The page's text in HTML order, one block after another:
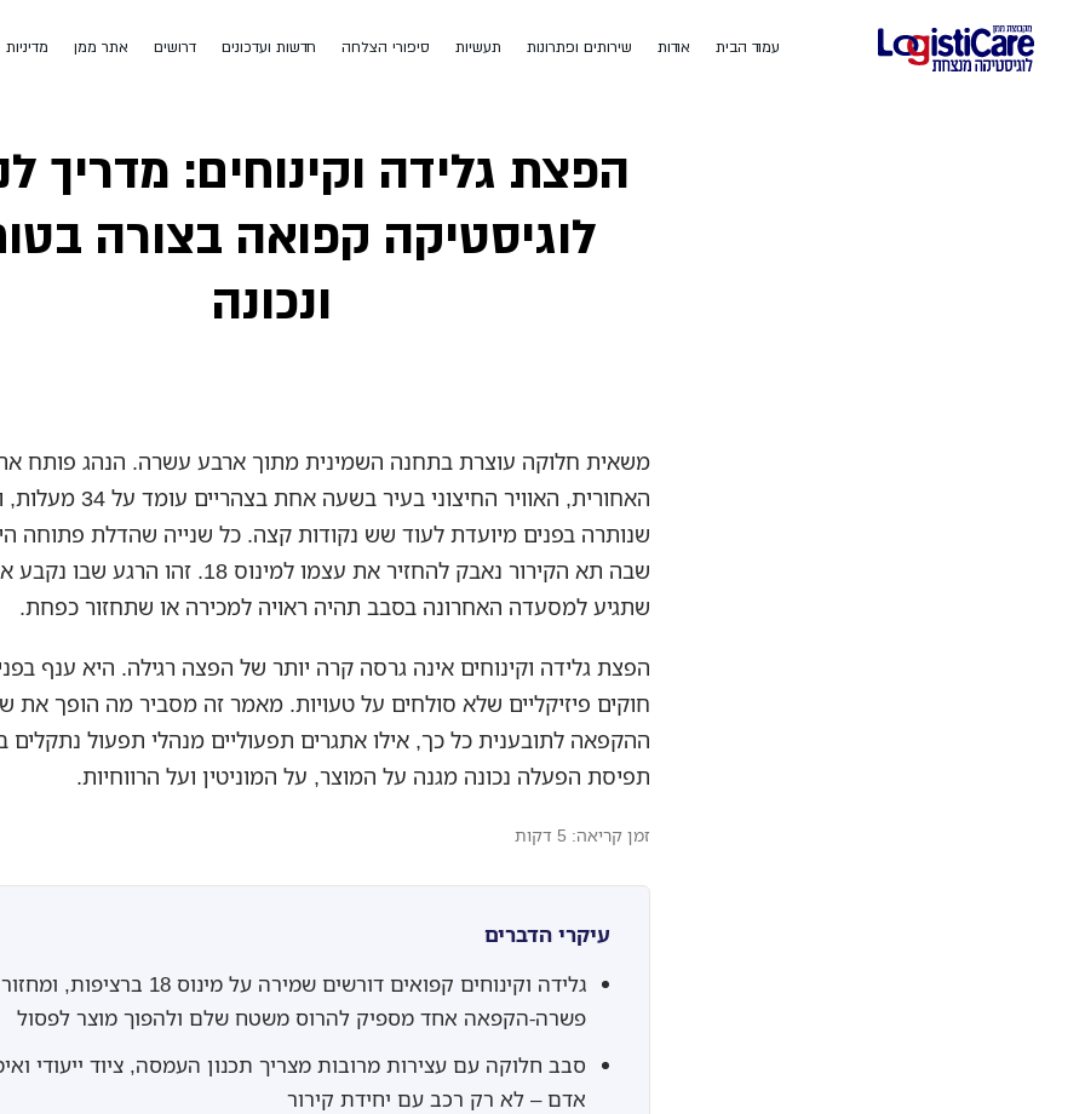
עמוד הבית אודות שירותים ופתרונות תעשיות סיפורי הצלחה חדשות ועדכונים דרושים אתר ממן
הפצת גלידה וקינוחים: מדריך
לוגיסטיקה קפואה בצורה
ונכונה
משאית חלוקה עוצרת בתחנה השמינית מתוך ארבע עשרה. הנהג פותח
האחורית, האוויר החיצוני בעיר
שנותרה בפנים מיועדת לעוד שש נקודות קצה. כל שנייה שהדלת פתוחה
שבה תא הקירור נאבק להחזיר את עצמו למינוס 18. זהו
שתגיע למסעדה האחרונה בסבב תהיה ראויה למכירה או שתחזור כפחת.
הפצת גלידה וקינוחים אינה גרסה קרה יותר של הפצה רגילה. היא ענף
חוקים פיזיקליים שלא סולחים על טעויות. מאמר זה מסביר מה הופך את
ההקפאה לתובענית כל כך, אילו אתגרים תפעוליים מנהלי תפעול נתקלים
תפיסת הפעלה נכונה מגנה על המוצר, על המוניטין ועל הרווחיות.
זמן קריאה: 5 דקות
עיקרי הדברים
גלידה וקינוחים קפואים דורשים שמירה על מינוס 18 ברציפות, ומחזור
פשרה-הקפאה אחד מספיק להרוס משטח שלם ולהפוך מוצר לפסול
סבב חלוקה עם עצירות מרובות מצריך תכנון העמסה, ציוד ייעודי
אדם – לא רק רכב עם יחידת קירור